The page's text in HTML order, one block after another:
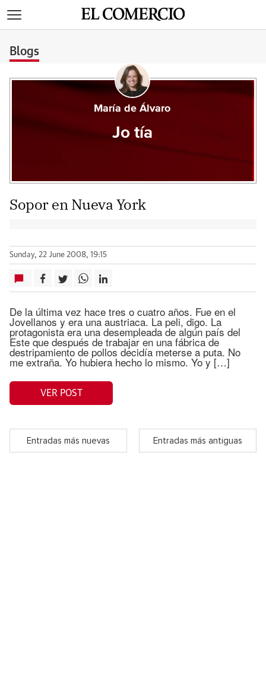
Blogs
María de Álvaro
Jo tía
Sopor en Nueva York
Sunday, 22 June 2008, 19:15
De la última vez hace tres o cuatro años. Fue en el
Jovellanos y era una austriaca. La peli, digo. La
protagonista era una desempleada de algún país del
Este que después de trabajar en una fábrica de
destripamiento de pollos decidía meterse a puta. No
me extraña. Yo hubiera hecho lo mismo. Yo y […]
VER POST
Entradas más nuevas Entradas más antiguas